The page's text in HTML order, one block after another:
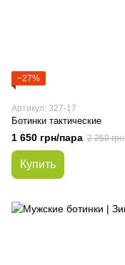
−27%
Артикул: 327-17
Ботинки тактические
1 650 грн/пара 2 250 грн
Купить